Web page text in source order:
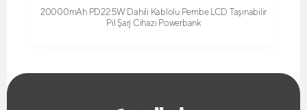
20000mAh PD22.5W Dahili Kablolu Pembe LCD Taşınabilir
Pil Şarj Cihazı Powerbank